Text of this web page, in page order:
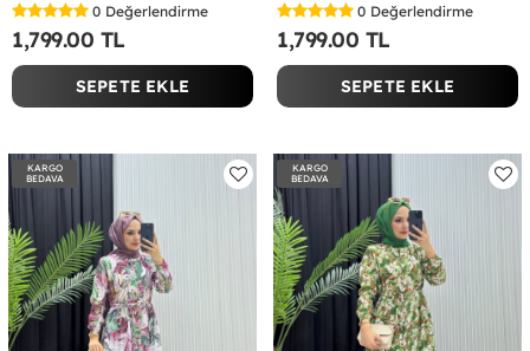
0 Değerlendirme
1,799.00 TL
SEPETE EKLE
0 Değerlendirme
1,799.00 TL
SEPETE EKLE
KARGO
BEDAVA
KARGO
BEDAVA